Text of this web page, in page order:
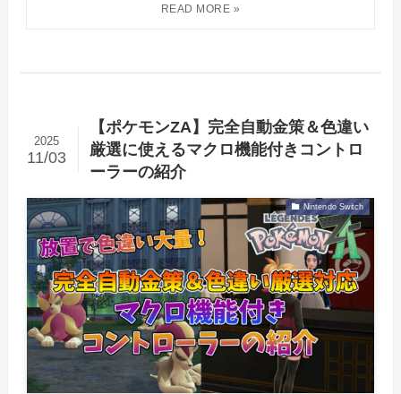
【ポケモンZA】完全自動金策＆色違い
厳選に使えるマクロ機能付きコントロ
ーラーの紹介
2025
11/03
Nintendo Switch